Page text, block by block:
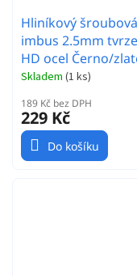
Hliníkový
imbus 2.5mm
HD ocel Černo/
Skladem (1 ks)
189 Kč bez DPH
229 Kč
Do košíku